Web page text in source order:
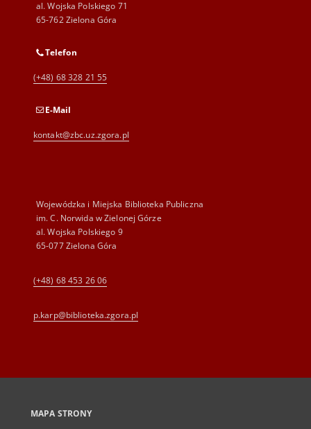
al. Wojska Polskiego 71
65-762 Zielona Góra
Telefon
(+48) 68 328 21 55
E-Mail
kontakt@zbc.uz.zgora.pl
Wojewódzka i Miejska Biblioteka Publiczna
im. C. Norwida w Zielonej Górze
al. Wojska Polskiego 9
65-077 Zielona Góra
(+48) 68 453 26 06
p.karp@biblioteka.zgora.pl
MAPA STRONY